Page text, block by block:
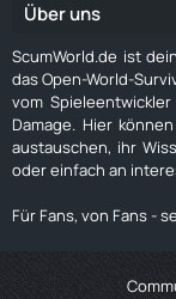
Über uns
ScumWorld.de ist
das Open-World-
vom
Damage. Hier
austauschen, ihr
oder einfach an
Für Fans, von Fans -